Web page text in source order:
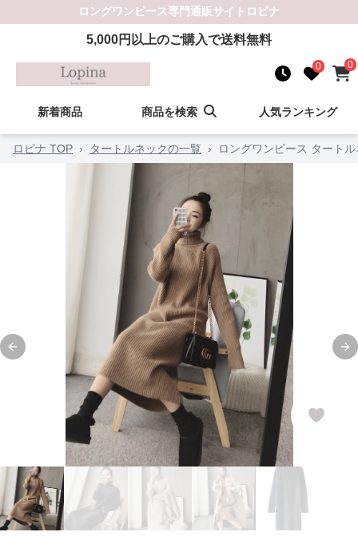
ロングワンピース専門通販サイト ロピナ
5,000円以上のご購入で送料無料
0 0
新着商品 商品を検索 人気ランキング
ロピナ TOP › タートルネックの一覧 › ロングワンピース タート
Previous slide